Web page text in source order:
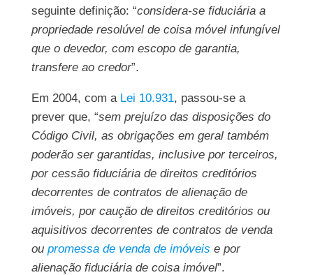
seguinte definição: “considera-se fiduciária a
propriedade resolúvel de coisa móvel infungível
que o devedor, com escopo de garantia,
transfere ao credor”.
Em 2004, com a Lei 10.931, passou-se a
prever que, “sem prejuízo das disposições do
Código Civil, as obrigações em geral também
poderão ser garantidas, inclusive por terceiros,
por cessão fiduciária de direitos creditórios
decorrentes de contratos de alienação de
imóveis, por caução de direitos creditórios ou
aquisitivos decorrentes de contratos de venda
ou promessa de venda de imóveis e por
alienação fiduciária de coisa imóvel”.